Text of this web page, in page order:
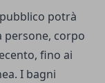
potrà
persone, corpo
fino ai
I bagni